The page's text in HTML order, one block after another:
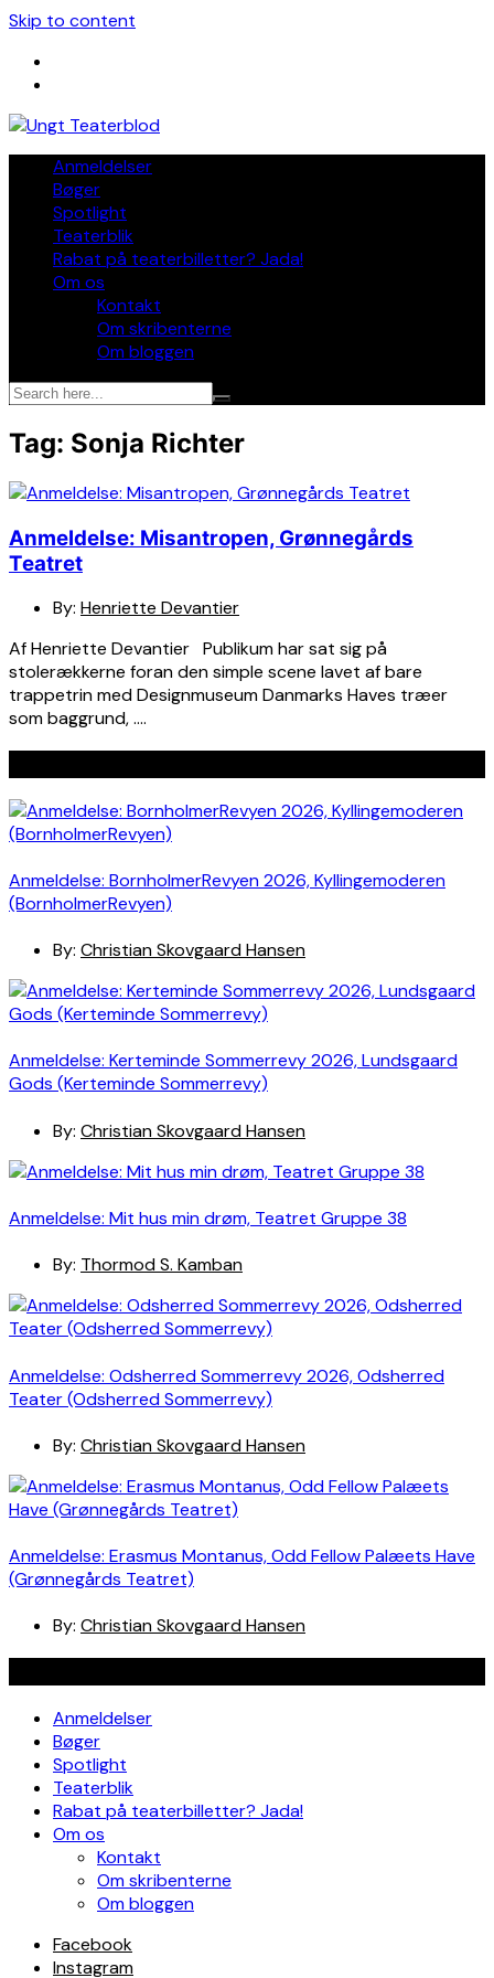
Skip to content
Anmeldelser
Bøger
Spotlight
Teaterblik
Rabat på teaterbilletter? Jada!
Om os
Kontakt
Om skribenterne
Om bloggen
Tag: Sonja Richter
Anmeldelse: Misantropen, Grønnegårds
Teatret
By: Henriette Devantier
Af Henriette Devantier Publikum har sat sig på
stolerækkerne foran den simple scene lavet af bare
trappetrin med Designmuseum Danmarks Haves træer
som baggrund, ….
Anmeldelse: BornholmerRevyen 2026, Kyllingemoderen
(BornholmerRevyen)
By: Christian Skovgaard Hansen
Anmeldelse: Kerteminde Sommerrevy 2026, Lundsgaard
Gods (Kerteminde Sommerrevy)
By: Christian Skovgaard Hansen
Anmeldelse: Mit hus min drøm, Teatret Gruppe 38
By: Thormod S. Kamban
Anmeldelse: Odsherred Sommerrevy 2026, Odsherred
Teater (Odsherred Sommerrevy)
By: Christian Skovgaard Hansen
Anmeldelse: Erasmus Montanus, Odd Fellow Palæets Have
(Grønnegårds Teatret)
By: Christian Skovgaard Hansen
Anmeldelser
Bøger
Spotlight
Teaterblik
Rabat på teaterbilletter? Jada!
Om os
Kontakt
Om skribenterne
Om bloggen
Facebook
Instagram